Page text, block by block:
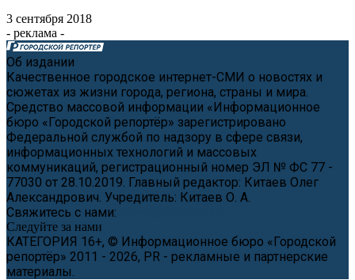
3 сентября 2018
- реклама -
Об издании
Качественное городское интернет-СМИ о новостях и
сюжетах из жизни города, региона, страны и мира.
Средство массовой информации «Информационное
бюро «Городской репортёр» зарегистрировано
Федеральной службой по надзору в сфере связи,
информационных технологий и массовых
коммуникаций, регистрационный номер ЭЛ № ФС 77 -
77030 от 28.10.2019. Главный редактор: Китаев Олег
Александрович. Учредитель: Китаев О. А.
Свяжитесь с нами:
Следуйте за нами
КАТЕГОРИЯ 16+, © Информационное бюро «Городской
репортёр» 2011 - 2026, PR - рекламные и партнерские
материалы.